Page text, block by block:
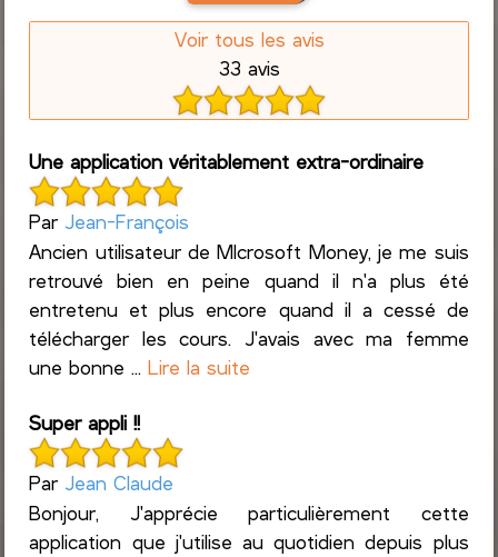
Voir tous les avis
33 avis
Une application véritablement extra-ordinaire
Par Jean-François
Ancien utilisateur de MIcrosoft Money, je me suis
retrouvé bien en peine quand il n'a plus été
entretenu et plus encore quand il a cessé de
télécharger les cours. J'avais avec ma femme
une bonne ...Lire la suite
Super appli !!
Par Jean Claude
Bonjour, J'apprécie particulièrement cette
application que j'utilise au quotidien depuis plus